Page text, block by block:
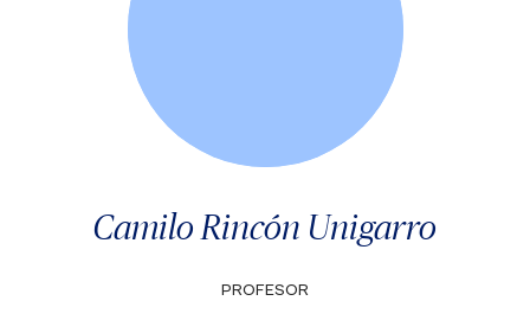
Camilo Rincón Unigarro
PROFESOR